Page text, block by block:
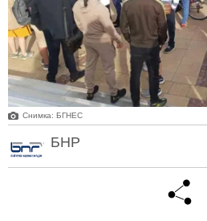
Снимка: БГНЕС
БНР